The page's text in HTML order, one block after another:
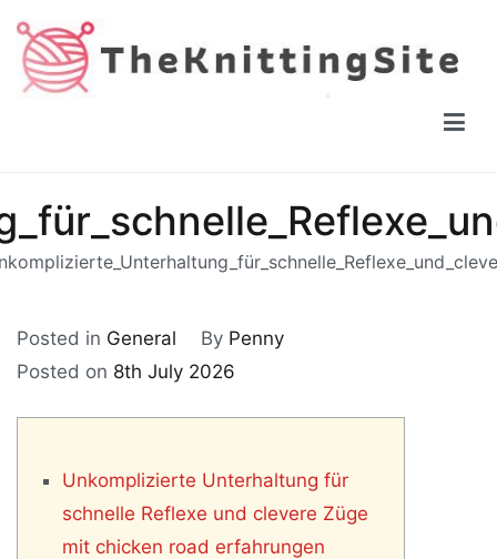
Skip
content
Posted in General By Penny
Posted on 8th July 2026
Unkomplizierte Unterhaltung für
schnelle Reflexe und clevere Züge
mit chicken road erfahrungen